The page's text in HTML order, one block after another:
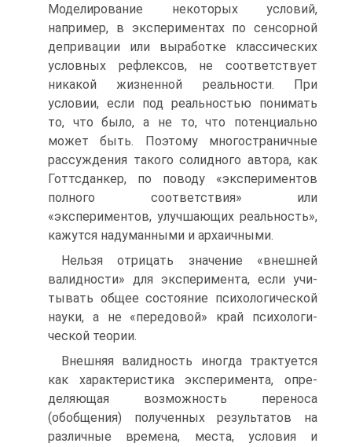
Моделирование некоторых условий,
например, в экспериментах по сенсорной
депривации или выра­ботке классических
условных рефлексов, не соответствует
никакой жизненной ре­альности. При
условии, если под реальностью понимать
то, что было, а не то, что потенциально
может быть. Поэтому многостраничные
рассуждения такого солидного автора, как
Готтсданкер, по поводу «экспериментов
полного соответствия» или
«экспериментов, улучшающих реальность»,
кажутся надуманными и архаичными.
Нельзя отрицать значение «внешней
валидности» для эксперимента, если учи­
тывать общее состояние психологической
науки, а не «передовой» край психологи­
ческой теории.
Внешняя валидность иногда трактуется
как характеристика эксперимента, опре­
деляющая возможность переноса
(обобщения) полученных результатов на
различ­ные времена, места, условия и